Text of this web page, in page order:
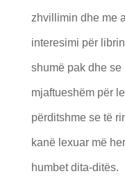
zhvillimin dhe me
interesimi për
shumë pak dhe
mjaftueshëm për
përditshme se të
kanë lexuar më
humbet dita-ditës.